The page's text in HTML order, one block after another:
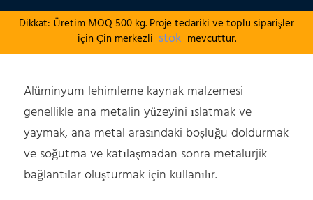
Dikkat: Üretim MOQ 500 kg. Proje tedariki ve toplu siparişler
için Çin merkezli stok mevcuttur.
Alüminyum lehimleme kaynak malzemesi
genellikle ana metalin yüzeyini ıslatmak ve
yaymak, ana metal arasındaki boşluğu doldurmak
ve soğutma ve katılaşmadan sonra metalurjik
bağlantılar oluşturmak için kullanılır.